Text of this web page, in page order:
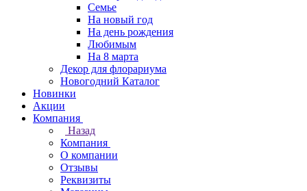
Семье
На новый год
На день рождения
Любимым
На 8 марта
Декор для флорариума
Новогодний Каталог
Новинки
Акции
Компания
Назад
Компания
О компании
Отзывы
Реквизиты